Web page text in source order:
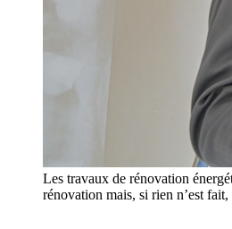
Les travaux de rénovation
rénovation mais, si rien n’est